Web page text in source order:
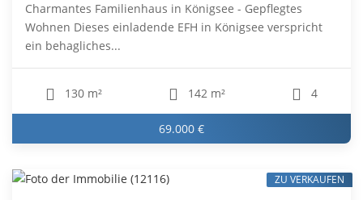
Charmantes Familienhaus in Königsee - Gepflegtes
Wohnen Dieses einladende EFH in Königsee verspricht
ein behagliches...
130 m² 142 m² 4
69.000 €
ZU VERKAUFEN